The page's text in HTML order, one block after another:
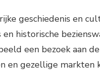
geschiedenis en
historische
een bezoek aan
en gezellige markten